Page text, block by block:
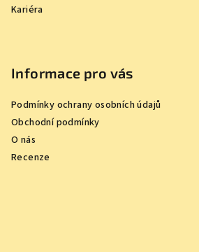
Kariéra
Informace pro vás
Podmínky ochrany osobních údajů
Obchodní podmínky
O nás
Recenze